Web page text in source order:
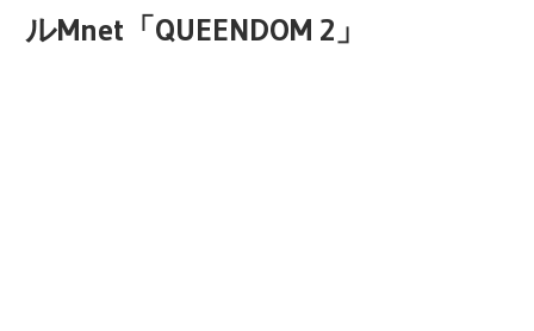
ルMnet「QUEENDOM 2」